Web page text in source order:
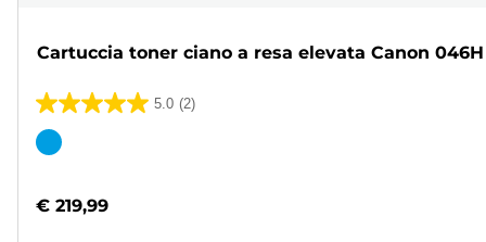
Cartuccia toner ciano a resa elevata Canon 046H
5.0 (2)
5.0
su
2
Cartuccia
€ 219,99